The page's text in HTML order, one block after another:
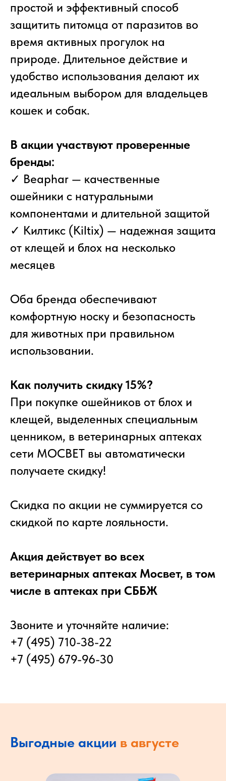
простой и эффективный способ
защитить питомца от паразитов во
время активных прогулок на
природе. Длительное действие и
удобство использования делают их
идеальным выбором для владельцев
кошек и собак.
В акции участвуют проверенные
бренды:
✓ Beaphar — качественные
ошейники с натуральными
компонентами и длительной защитой
✓ Килтикс (Kiltix) — надежная защита
от клещей и блох на несколько
месяцев
Оба бренда обеспечивают
комфортную носку и безопасность
для животных при правильном
использовании.
Как получить скидку 15%?
При покупке ошейников от блох и
клещей, выделенных специальным
ценником, в ветеринарных аптеках
сети МОСВЕТ вы автоматически
получаете скидку!
Скидка по акции не суммируется со
скидкой по карте лояльности.
Акция действует во всех
ветеринарных аптеках Мосвет, в том
числе в аптеках при СББЖ
Звоните и уточняйте наличие:
+7 (495) 710-38-22
+7 (495) 679-96-30
Выгодные акции в августе